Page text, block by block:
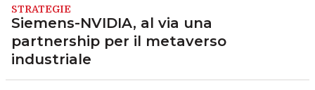
STRATEGIE
Siemens-NVIDIA, al via una
partnership per il metaverso
industriale